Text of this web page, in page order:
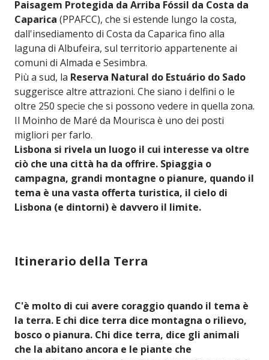
Paisagem Protegida da Arriba Fóssil da Costa da
Caparica (PPAFCC), che si estende lungo la costa,
dall'insediamento di Costa da Caparica fino alla
laguna di Albufeira, sul territorio appartenente ai
comuni di Almada e Sesimbra.
Più a sud, la Reserva Natural do Estuário do Sado
suggerisce altre attrazioni. Che siano i delfini o le
oltre 250 specie che si possono vedere in quella zona.
Il Moinho de Maré da Mourisca è uno dei posti
migliori per farlo.
Lisbona si rivela un luogo il cui interesse va oltre
ciò che una città ha da offrire. Spiaggia o
campagna, grandi montagne o pianure, quando il
tema è una vasta offerta turistica, il cielo di
Lisbona (e dintorni) è davvero il limite.
Itinerario della Terra
C'è molto di cui avere coraggio quando il tema è
la terra. E chi dice terra dice montagna o rilievo,
bosco o pianura. Chi dice terra, dice gli animali
che la abitano ancora e le piante che